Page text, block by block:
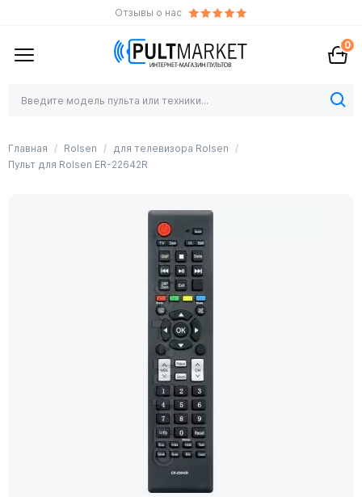
Отзывы о нас
0
Главная Rolsen
для телевизора Rolsen
Пульт для Rolsen ER-22642R